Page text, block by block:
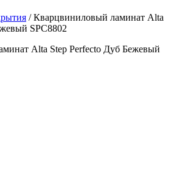
/Кварцвиниловый ламинат Alta
SPC8802
Alta Step Perfecto Дуб Бежевый